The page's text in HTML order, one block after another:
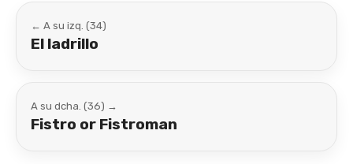
← A su izq. (34)
El ladrillo
A su dcha. (36) →
Fistro or Fistroman